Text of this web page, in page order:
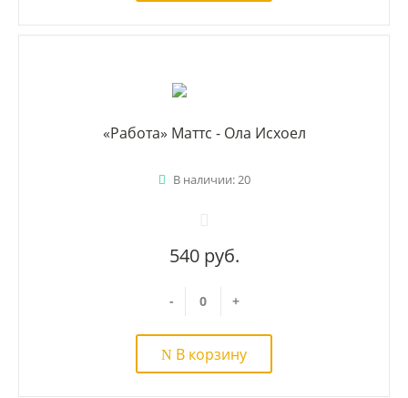
«Работа» Маттс - Ола Исхоел
В наличии: 20
540 руб.
- +
В корзину